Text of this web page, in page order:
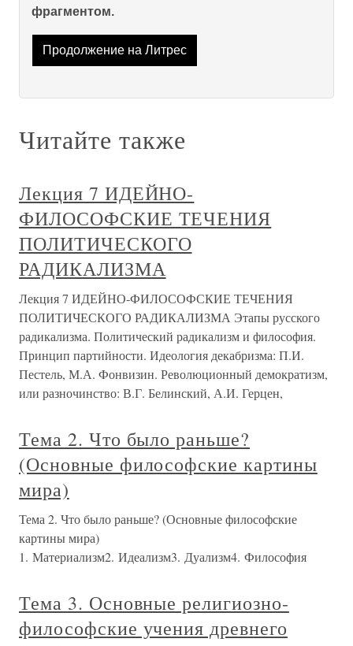
фрагментом.
Продолжение на Литрес
Читайте также
Лекция 7 ИДЕЙНО-
ФИЛОСОФСКИЕ ТЕЧЕНИЯ
ПОЛИТИЧЕСКОГО
РАДИКАЛИЗМА
Лекция 7 ИДЕЙНО-ФИЛОСОФСКИЕ ТЕЧЕНИЯ
ПОЛИТИЧЕСКОГО РАДИКАЛИЗМА Этапы русского
радикализма. Политический радикализм и философия.
Принцип партийности. Идеология декабризма: П.И.
Пестель, М.А. Фонвизин. Революционный демократизм,
или разночинство: В.Г. Белинский, А.И. Герцен,
Тема 2. Что было раньше?
(Основные философские картины
мира)
Тема 2. Что было раньше? (Основные философские
картины мира)
1. Материализм2. Идеализм3. Дуализм4. Философия
Тема 3. Основные религиозно-
философские учения древнего